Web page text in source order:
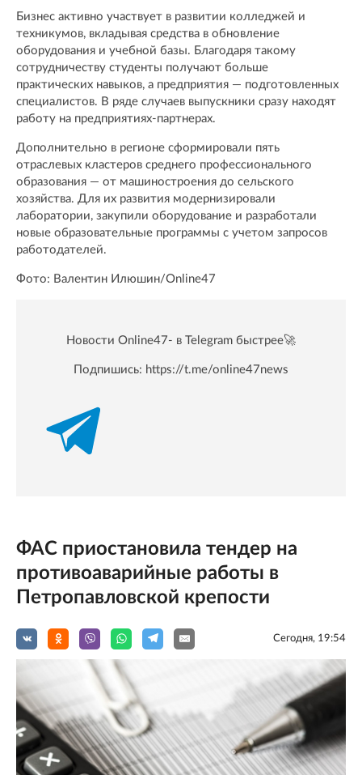
Бизнес активно участвует в развитии колледжей и
техникумов, вкладывая средства в обновление
оборудования и учебной базы. Благодаря такому
сотрудничеству студенты получают больше
практических навыков, а предприятия — подготовленных
специалистов. В ряде случаев выпускники сразу находят
работу на предприятиях-партнерах.
Дополнительно в регионе сформировали пять
отраслевых кластеров среднего профессионального
образования — от машиностроения до сельского
хозяйства. Для их развития модернизировали
лаборатории, закупили оборудование и разработали
новые образовательные программы с учетом запросов
работодателей.
Фото: Валентин Илюшин/Online47
Новости Online47- в Telegram быстрее🚀
Подпишись: https://t.me/online47news
ФАС приостановила тендер на
противоаварийные работы в
Петропавловской крепости
Сегодня, 19:54